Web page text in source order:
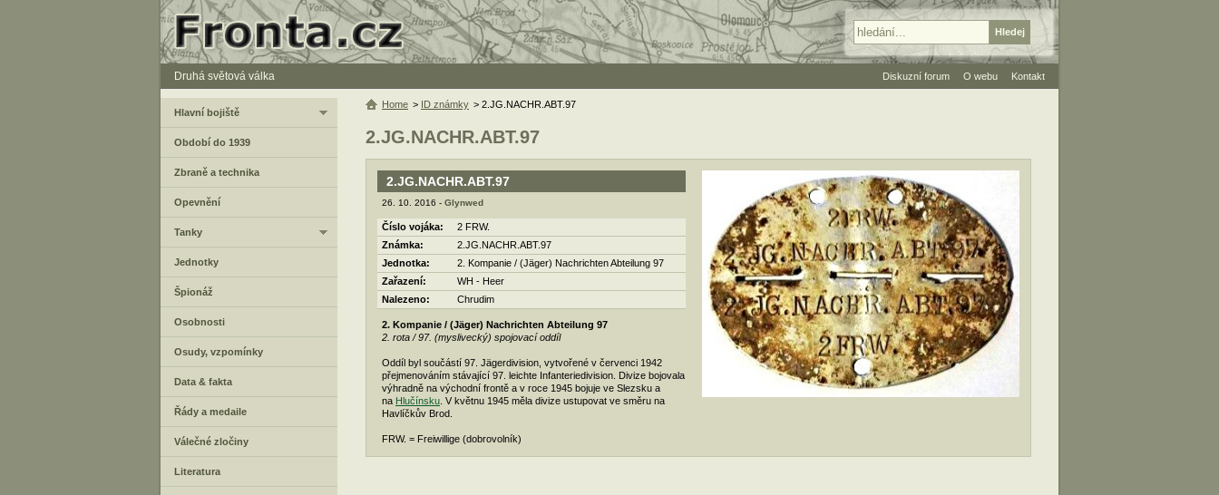
Druhá světová válka
2.JG.NACHR.ABT.97
2.JG.NACHR.ABT.97
26. 10. 2016 - Glynwed
Číslo vojáka:
2 FRW.
Známka:
2.JG.NACHR.ABT.97
Jednotka:
2. Kompanie / (Jäger) Nachrichten Abteilung 97
Zařazení:
WH - Heer
Nalezeno:
Chrudim
2. Kompanie / (Jäger) Nachrichten Abteilung 97
2. rota / 97. (myslivecký) spojovací oddíl
Oddíl byl součástí 97. Jägerdivision, vytvořené v červenci 1942
přejmenováním stávající 97. leichte Infanteriedivision. Divize bojovala
výhradně na východní frontě a v roce 1945 bojuje ve Slezsku a
na Hlučínsku . V květnu 1945 měla divize ustupovat ve směru na
Havlíčkův Brod.
FRW. = Freiwillige (dobrovolník)
Home > ID známky > 2.JG.NACHR.ABT.97
Hlavní bojiště
Období do 1939
Zbraně a technika
Opevnění
Tanky
Jednotky
Špionáž
Osobnosti
Osudy, vzpomínky
Data & fakta
Řády a medaile
Válečné zločiny
Literatura
Diskuzní forum O webu Kontakt